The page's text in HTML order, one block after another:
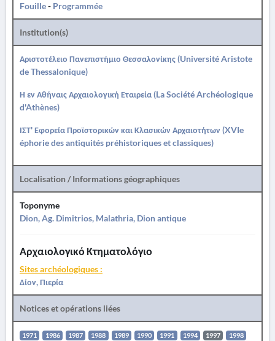
Fouille- Programmée
Institution(s)
Αριστοτέλειο Πανεπιστήμιο Θεσσαλονίκης (Université Aristote
de Thessalonique)
Η εν Αθήναις Αρχαιολογική Εταιρεία (La Société Archéologique
d'Athènes)
ΙΣΤ' Εφορεία Προϊστορικών και Κλασικών Αρχαιοτήτων (XVIe
éphorie des antiquités préhistoriques et classiques)
Localisation / Informations géographiques
Toponyme
Dion, Ag. Dimitrios, Malathria, Dion antique
Αρχαιολογικό Κτηματολόγιο
Sites archéologiques :
Δίον, Πιερία
Notices et opérations liées
1971 1986 1987 1988 1989 1990 1991 1994 1997
1998